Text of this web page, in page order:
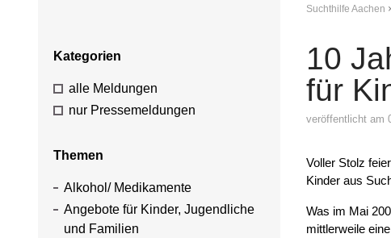
Kategorien
alle Meldungen
nur Pressemeldungen
Themen
Alkohol/ Medikamente
Angebote für Kinder, Jugendliche
und Familien
Suchthilfe Aachen
10
für
veröffentlicht am
Voller Stolz
Kinder aus
Was im Mai
mittlerweile